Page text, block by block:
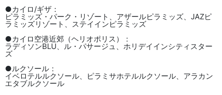
●カイロ/ギザ：
ピラミッズ・パーク・リゾート、アザールピラミッズ、JAZピ
ラミッズリゾート、ステイインピラミッズ
●カイロ空港近郊（ヘリオポリス）：
ラディソンBLU、ル・パサージュ、ホリデイインシティスター
ズ
●ルクソール：
イベロテルルクソール、ピラミサホテルルクソール、アラカン
エタブルクソール